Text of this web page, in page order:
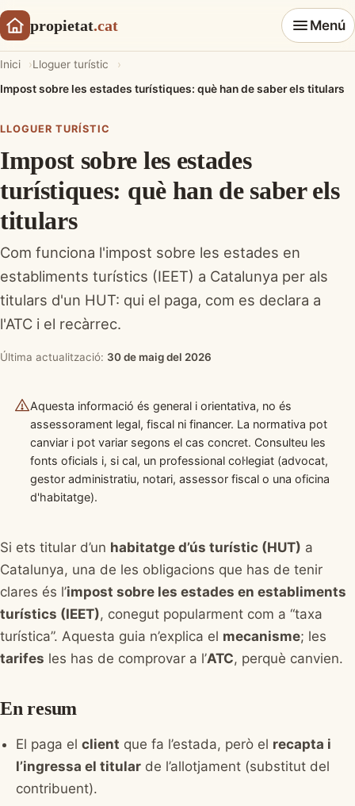
propietat.cat Menú
Inici
Lloguer turístic
Impost sobre les estades turístiques: què han de saber els titulars
LLOGUER TURÍSTIC
Impost sobre les estades
turístiques: què han de saber els
titulars
Com funciona l'impost sobre les estades en
establiments turístics (IEET) a Catalunya per als
titulars d'un HUT: qui el paga, com es declara a
l'ATC i el recàrrec.
Última actualització: 30 de maig del 2026
Aquesta informació és general i orientativa, no és
assessorament legal, fiscal ni financer. La normativa pot
canviar i pot variar segons el cas concret. Consulteu les
fonts oficials i, si cal, un professional col·legiat (advocat,
gestor administratiu, notari, assessor fiscal o una oficina
d'habitatge).
Si ets titular d’un habitatge d’ús turístic (HUT) a
Catalunya, una de les obligacions que has de tenir
clares és l’impost sobre les estades en establiments
turístics (IEET), conegut popularment com a “taxa
turística”. Aquesta guia n’explica el mecanisme; les
tarifes les has de comprovar a l’ATC, perquè canvien.
En resum
El paga el client que fa l’estada, però el recapta i
l’ingressa el titular de l’allotjament (substitut del
contribuent).